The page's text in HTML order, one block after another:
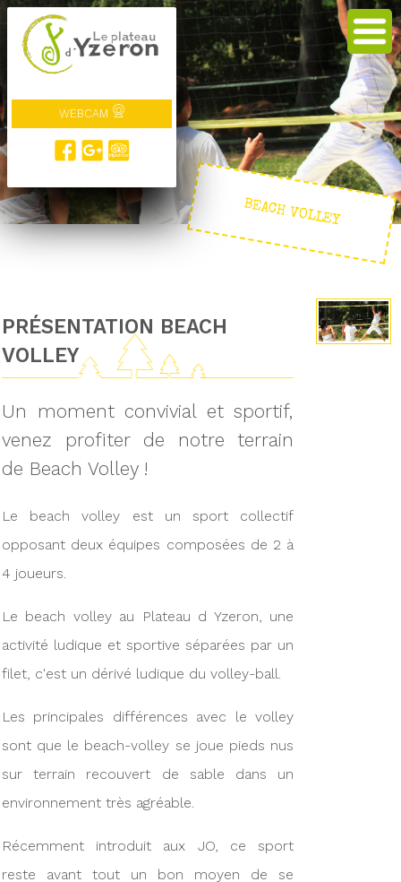
WEBCAM
BEACH VOLLEY
PRÉSENTATION BEACH
VOLLEY
Un moment convivial et sportif,
venez profiter de notre terrain
de Beach Volley !
Le beach volley est un sport collectif
opposant deux équipes composées de 2 à
4 joueurs.
Le beach volley au Plateau d Yzeron, une
activité ludique et sportive séparées par un
filet, c'est un dérivé ludique du volley-ball.
Les principales différences avec le volley
sont que le beach-volley se joue pieds nus
sur terrain recouvert de sable dans un
environnement très agréable.
Récemment introduit aux JO, ce sport
reste avant tout un bon moyen de se